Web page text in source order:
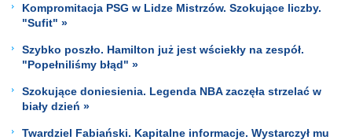
Kompromitacja PSG w Lidze Mistrzów. Szokujące liczby.
"Sufit" »
Szybko poszło. Hamilton już jest wściekły na zespół.
"Popełniliśmy błąd" »
Szokujące doniesienia. Legenda NBA zaczęła strzelać w
biały dzień »
Twardziel Fabiański. Kapitalne informacje. Wystarczył mu